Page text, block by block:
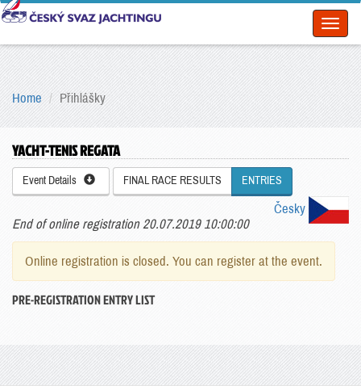
Home Přihlášky
YACHT-TENIS REGATA
Event Details FINAL RACE RESULTS ENTRIES
Česky
End of online registration 20.07.2019 10:00:00
Online registration is closed. You can register at the event.
PRE-REGISTRATION ENTRY LIST